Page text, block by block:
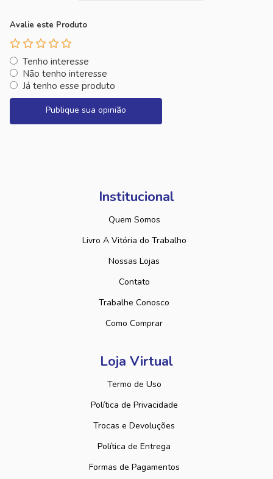
Avalie este Produto
Tenho interesse
Não tenho interesse
Já tenho esse produto
Publique sua opinião
Institucional
Quem Somos
Livro A Vitória do Trabalho
Nossas Lojas
Contato
Trabalhe Conosco
Como Comprar
Loja Virtual
Termo de Uso
Política de Privacidade
Trocas e Devoluções
Política de Entrega
Formas de Pagamentos